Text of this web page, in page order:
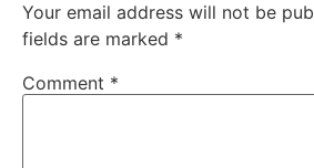
Your email address will not be
fields are marked *
Comment *